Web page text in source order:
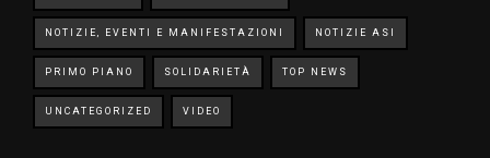
NOTIZIE, EVENTI E MANIFESTAZIONI NOTIZIE ASI
PRIMO PIANO SOLIDARIETÀ TOP NEWS
UNCATEGORIZED VIDEO